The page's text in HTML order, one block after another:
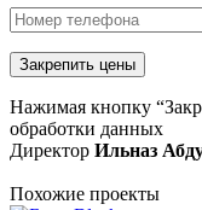
Нажимая кнопку
обработки данных
Директор Ильназ
Похожие проекты